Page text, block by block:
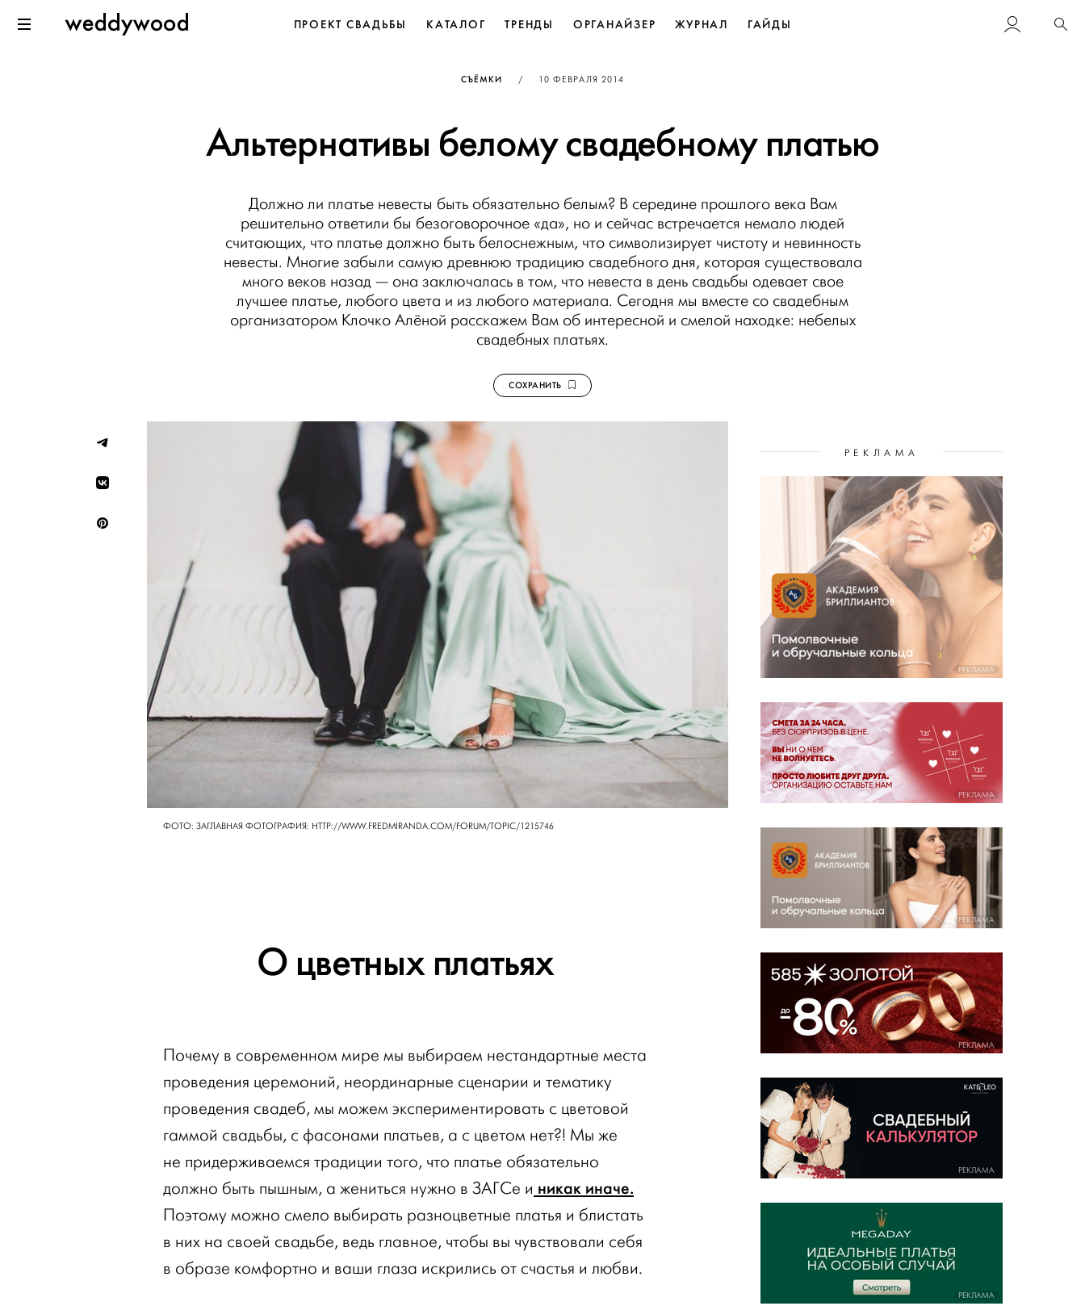
к содержанию
WeddywoodПРОЕКТ СВАДЬБЫ КАТАЛОГ ТРЕНДЫ ОРГАНАЙЗЕР ЖУРНАЛ ГАЙДЫ
СЪЁМКИ / ОПУБЛИКОВАНО
10 ФЕВРАЛЯ 2014
Альтернативы белому свадебному платью
Должно ли платье невесты быть обязательно белым? В середине прошлого века Вам
решительно ответили бы безоговорочное «да», но и сейчас встречается немало людей
считающих, что платье должно быть белоснежным, что символизирует чистоту и невинность
невесты. Многие забыли самую древнюю традицию свадебного дня, которая существовала
много веков назад — она заключалась в том, что невеста в день свадьбы одевает свое
лучшее платье, любого цвета и из любого материала. Сегодня мы вместе со свадебным
организатором Клочко Алёной расскажем Вам об интересной и смелой находке: небелых
свадебных платьях.
СОХРАНИТЬ
ФОТО: ЗАГЛАВНАЯ ФОТОГРАФИЯ: HTTP://WWW.FREDMIRANDA.COM/FORUM/TOPIC/1215746
О цветных платьях
Почему в современном мире мы выбираем нестандартные места
проведения церемоний, неординарные сценарии и тематику
проведения свадеб, мы можем экспериментировать с цветовой
гаммой свадьбы, с фасонами платьев, а с цветом нет?! Мы же
не придерживаемся традиции того, что платье обязательно
должно быть пышным, а жениться нужно в ЗАГСе и никак иначе.
Поэтому можно смело выбирать разноцветные платья и блистать
в них на своей свадьбе, ведь главное, чтобы вы чувствовали себя
в образе комфортно и ваши глаза искрились от счастья и любви.
РЕКЛАМА
РЕКЛАМА
РЕКЛАМА
РЕКЛАМА
РЕКЛАМА
РЕКЛАМА
РЕКЛАМА